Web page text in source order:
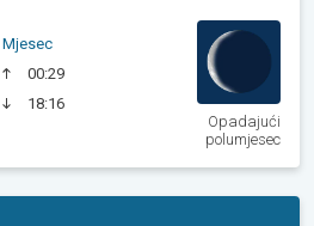
Mjesec
00:29
18:16
Opadajući
polumjesec